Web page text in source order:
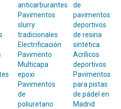
anticarburantes
Pavimentos
slurry
tradicionales
Electrificación
Pavimento
Multicapa
epoxi
Pavimentos
de
poliuretano
de
pavimentos
deportivos
de resina
sintética
Acrílicos
deportivos
Pavimentos
para pistas
de pádel en
Madrid